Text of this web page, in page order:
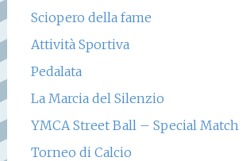
Sciopero della fame
Attività Sportiva
Pedalata
La Marcia del Silenzio
YMCA Street Ball – Special Match
Torneo di Calcio